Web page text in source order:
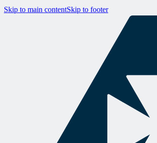
Skip to main contentSkip to footer